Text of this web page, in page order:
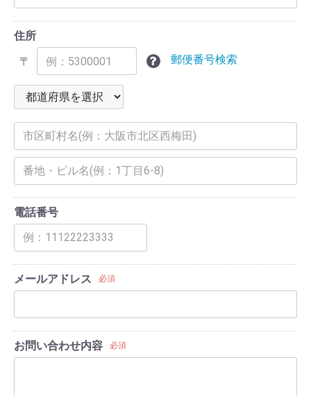
住所
〒
郵便番号検索
電話番号
メールアドレス 必須
お問い合わせ内容 必須